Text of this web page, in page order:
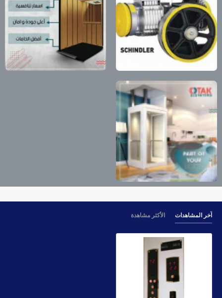
آخر المشاهدات الأكثر مشاهدة